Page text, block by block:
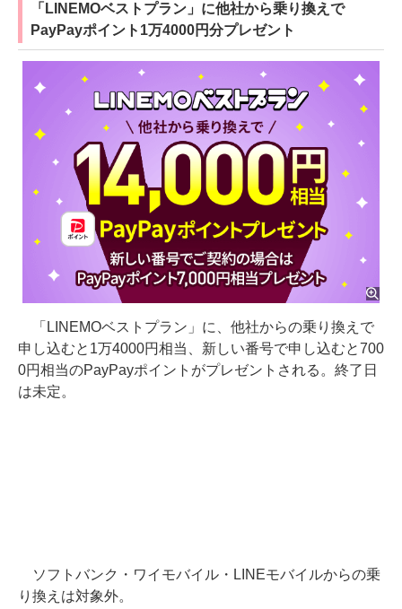
「LINEMOベストプラン」に他社から乗り換えで
PayPayポイント1万4000円分プレゼント
「LINEMOベストプラン」に、他社からの乗り換えで
申し込むと1万4000円相当、新しい番号で申し込むと700
0円相当のPayPayポイントがプレゼントされる。終了日
は未定。
ソフトバンク・ワイモバイル・LINEモバイルからの乗
り換えは対象外。